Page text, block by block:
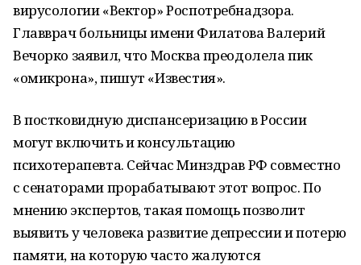
вирусологии «Вектор» Роспотребнадзора.
Главврач больницы имени Филатова Валерий
Вечорко заявил, что Москва преодолела пик
«омикрона», пишут «Известия».
В постковидную диспансеризацию в России
могут включить и консультацию
психотерапевта. Сейчас Минздрав РФ совместно
с сенаторами прорабатывают этот вопрос. По
мнению экспертов, такая помощь позволит
выявить у человека развитие депрессии и потерю
памяти, на которую часто жалуются